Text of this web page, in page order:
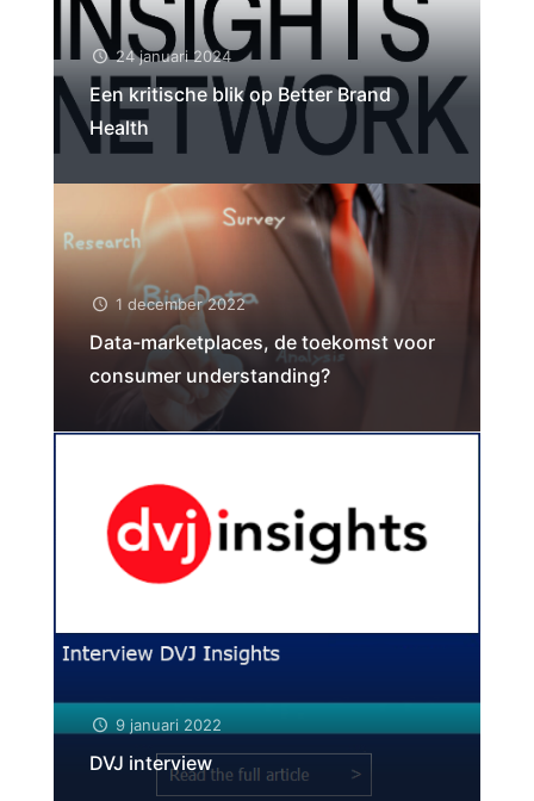
24 januari 2024
Een kritische blik op Better Brand
Health
1 december 2022
Data-marketplaces, de toekomst voor
consumer understanding?
9 januari 2022
DVJ interview